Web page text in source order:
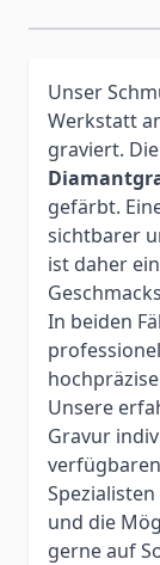
Unser
Werkstatt
graviert.
gefärbt.
sichtbarer
ist daher
In beiden
Unsere
Gravur
und die
gerne auf